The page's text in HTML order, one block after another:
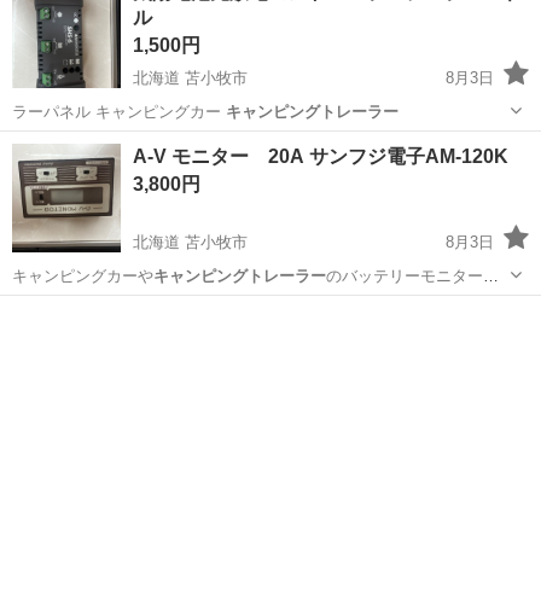
ル
1,500円
北海道 苫小牧市
8月3日
ラーパネル キャンピングカー キャンピングトレーラー
北海道 苫小牧市 その他
A-V モニター 20A サンフジ電子AM-120K
3,800円
北海道 苫小牧市
8月3日
キャンピングカーやキャンピングトレーラーのバッテリーモニターで
す。